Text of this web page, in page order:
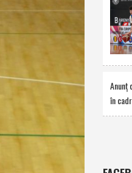
Anunţ
în